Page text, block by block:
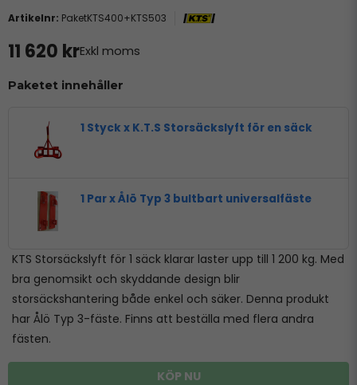
PaketKTS400+KTS503
11 620 krExkl moms
Paketet innehåller
1 Styck x K.T.S Storsäckslyft för en säck
1 Par x Ålö Typ 3 bultbart universalfäste
KTS Storsäckslyft för 1 säck klarar laster upp till 1 200 kg. Med
bra genomsikt och skyddande design blir
storsäckshantering både enkel och säker. Denna produkt
har Ålö Typ 3-fäste. Finns att beställa med flera andra
fästen.
KÖP NU